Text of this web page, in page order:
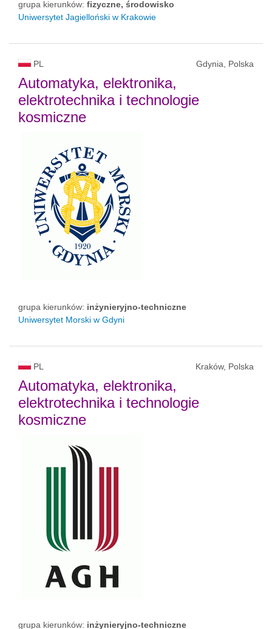
grupa kierunków: fizyczne, środowisko
Uniwersytet Jagielloński w Krakowie
PL Gdynia, Polska
Automatyka, elektronika,
elektrotechnika i technologie
kosmiczne
grupa kierunków: inżynieryjno-techniczne
Uniwersytet Morski w Gdyni
PL Kraków, Polska
Automatyka, elektronika,
elektrotechnika i technologie
kosmiczne
grupa kierunków: inżynieryjno-techniczne